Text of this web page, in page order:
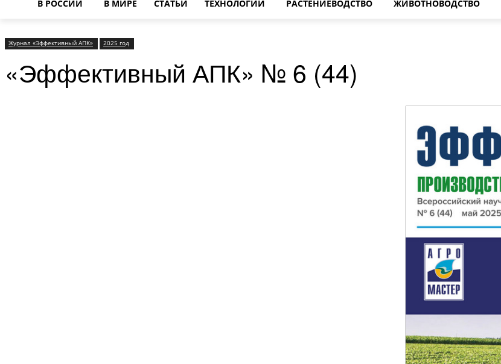
В РОССИИ В МИРЕ СТАТЬИ ТЕХНОЛОГИИ РАСТЕНИЕВОДСТВО ЖИВОТНОВОДСТВО
Журнал «Эффективный АПК» 2025 год
«Эффективный АПК» № 6 (44)